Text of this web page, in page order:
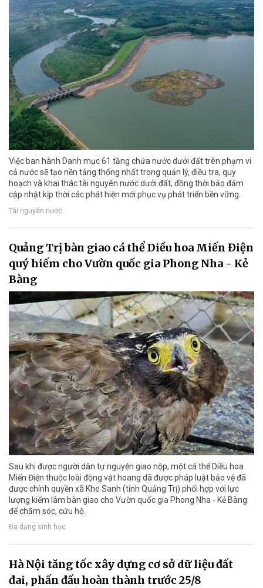
Việc ban hành Danh mục 61 tầng chứa nước dưới đất trên phạm vi
cả nước sẽ tạo nền tảng thống nhất trong quản lý, điều tra, quy
hoạch và khai thác tài nguyên nước dưới đất, đồng thời bảo đảm
cập nhật kịp thời các phát hiện mới phục vụ phát triển bền vững.
Tài nguyên nước
Quảng Trị bàn giao cá thể Diều hoa Miến Điện
quý hiếm cho Vườn quốc gia Phong Nha - Kẻ
Bàng
Sau khi được người dân tự nguyện giao nộp, một cá thể Diều hoa
Miến Điện thuộc loài động vật hoang dã được pháp luật bảo vệ đã
được chính quyền xã Khe Sanh (tỉnh Quảng Trị) phối hợp với lực
lượng kiểm lâm bàn giao cho Vườn quốc gia Phong Nha - Kẻ Bàng
để chăm sóc, cứu hộ.
Đa dạng sinh học
Hà Nội tăng tốc xây dựng cơ sở dữ liệu đất
đai, phấn đấu hoàn thành trước 25/8